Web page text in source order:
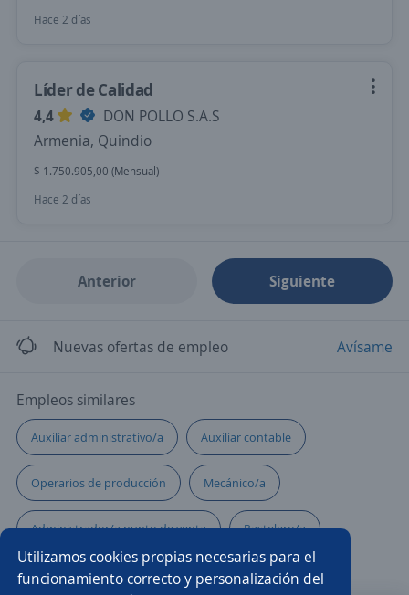
Utilizamos cookies propias necesarias para el
funcionamiento correcto y personalización del
Hace 2 días
Líder de Calidad
4,4
DON POLLO S.A.S
Armenia, Quindio
$ 1.750.905,00 (Mensual)
Hace 2 días
Anterior Siguiente
Nuevas ofertas de empleo Avísame
Empleos similares
Auxiliar administrativo/a Auxiliar contable
Operarios de producción Mecánico/a
Administrador/a punto de venta Pastelero/a
Auxiliar logística Operario/a fierrero